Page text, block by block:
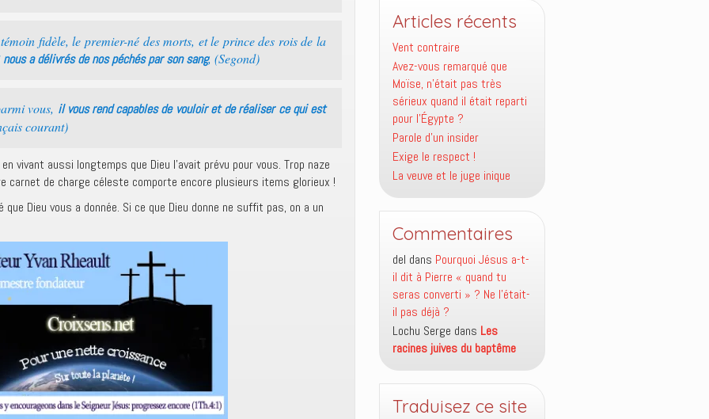
fidèle, le premier-né des morts, et le prince des rois de la
nous a délivrés de nos péchés par son sang, (Segond)
vous, il vous rend capables de vouloir et de réaliser ce qui est
courant)
vivant aussi longtemps que Dieu l’avait prévu pour vous. Trop naze
carnet de charge céleste comporte encore plusieurs items glorieux !
Dieu vous a donnée. Si ce que Dieu donne ne suffit pas, on a un
Articles récents
Vent contraire
Avez-vous remarqué que
Moïse, n’était pas très
sérieux quand il était reparti
pour l’Égypte ?
Parole d’un insider
Exige le respect !
La veuve et le juge inique
Commentaires
del dans Pourquoi Jésus a-t-
il dit à Pierre « quand tu
seras converti » ? Ne l’était-
il pas déjà ?
Lochu Serge dans Les
racines juives du baptême
Traduisez ce site